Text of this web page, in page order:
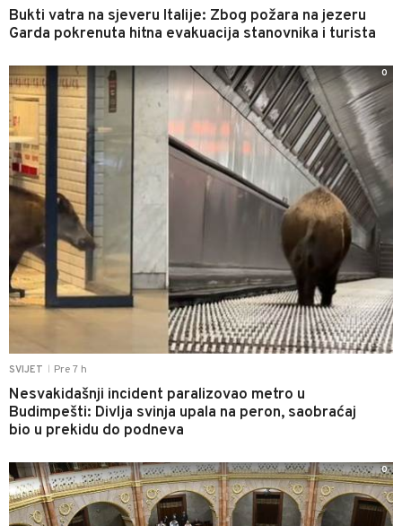
Bukti vatra na sjeveru Italije: Zbog požara na jezeru
Garda pokrenuta hitna evakuacija stanovnika i turista
SVIJET Pre 7 h
Nesvakidašnji incident paralizovao metro u
Budimpešti: Divlja svinja upala na peron, saobraćaj
bio u prekidu do podneva
0
0